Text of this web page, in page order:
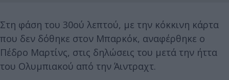
Στη φάση του 30ού λεπτού, με την κόκκινη κάρτα
που δεν δόθηκε στον Μπαρκόκ, αναφέρθηκε ο
Πέδρο Μαρτίνς, στις δηλώσεις του μετά την ήττα
του Ολυμπιακού από την Άιντραχτ.